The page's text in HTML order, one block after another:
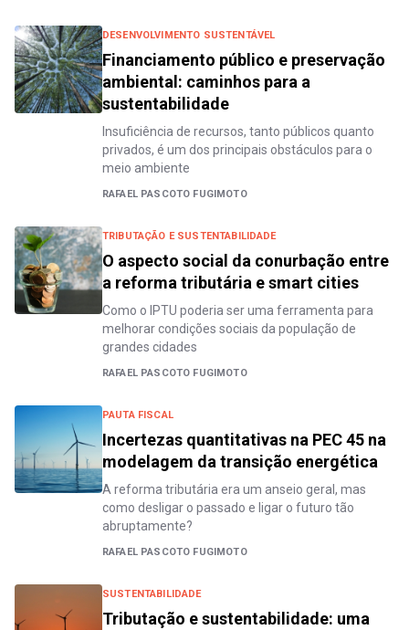
DESENVOLVIMENTO SUSTENTÁVEL
Financiamento público e preservação
ambiental: caminhos para a
sustentabilidade
Insuficiência de recursos, tanto públicos quanto
privados, é um dos principais obstáculos para o
meio ambiente
RAFAEL PASCOTO FUGIMOTO
TRIBUTAÇÃO E SUSTENTABILIDADE
O aspecto social da conurbação entre
a reforma tributária e smart cities
Como o IPTU poderia ser uma ferramenta para
melhorar condições sociais da população de
grandes cidades
RAFAEL PASCOTO FUGIMOTO
PAUTA FISCAL
Incertezas quantitativas na PEC 45 na
modelagem da transição energética
A reforma tributária era um anseio geral, mas
como desligar o passado e ligar o futuro tão
abruptamente?
RAFAEL PASCOTO FUGIMOTO
SUSTENTABILIDADE
Tributação e sustentabilidade: uma